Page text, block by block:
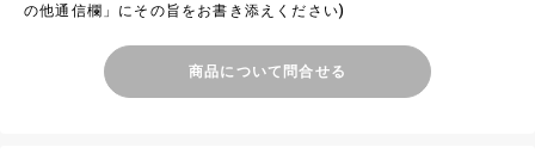
の他通信欄」にその旨をお書き添えください)
商品について問合せる